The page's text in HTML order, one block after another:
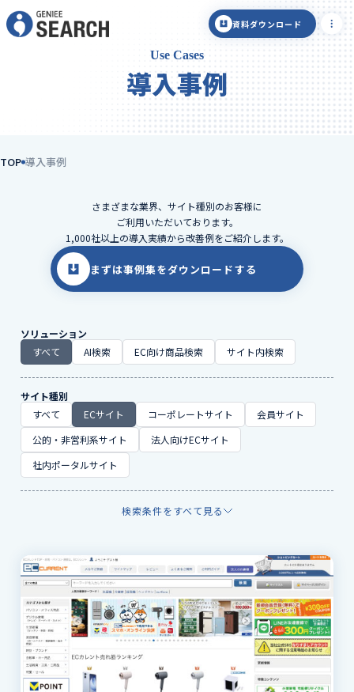
資料ダウンロード
Use Cases
導入事例
TOP 導入事例
さまざまな業界、サイト種別のお客様に
ご利用いただいております。
1,000社以上の導入実績から改善例をご紹介します。
まずは事例集をダウンロードする
ソリューション
すべて
AI検索 EC向け商品検索 サイト内検索
サイト種別
すべて
ECサイト コーポレートサイト
会員サイト
公的・非営利系サイト
法人向けECサイト
社内ポータルサイト
検索条件をすべて見る